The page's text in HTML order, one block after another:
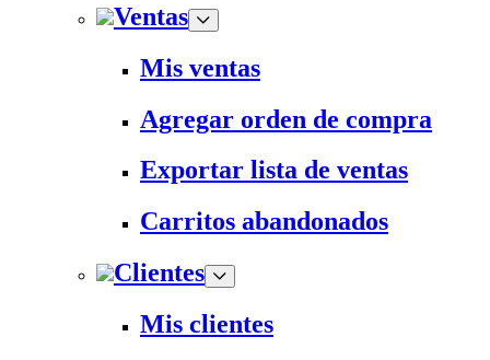
Ventas
Mis ventas
Agregar orden de compra
Exportar lista de ventas
Carritos abandonados
Clientes
Mis clientes